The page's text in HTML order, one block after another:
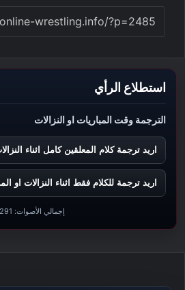
استطلاع الرأي
الترجمة وقت المباريات او النزالات
اريد ترجمة كلام المعلقين كامل اثناء
اريد ترجمة للكلام فقط اثناء النزالات او
إجمالي الأصوات: 291